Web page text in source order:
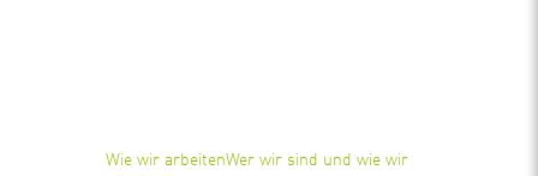
Wie wir arbeitenWer wir sind und wie wir